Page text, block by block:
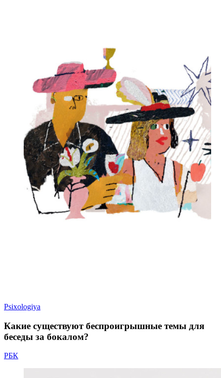
Psixologiya
Какие существуют беспроигрышные темы для
беседы за бокалом?
РБК